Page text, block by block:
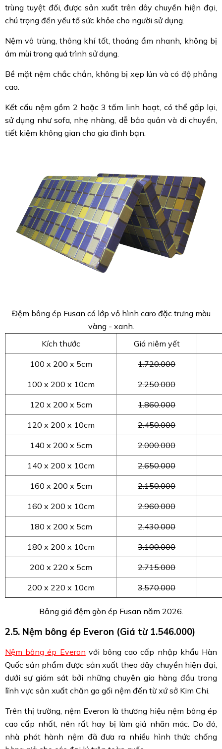
trùng tuyệt đối, được sản xuất trên dây chuyền hiện đại,
chú trọng đến yếu tố sức khỏe cho người sử dụng.
Nệm vô trùng, thông khí tốt, thoáng ẩm nhanh, không bị
ám mùi trong quá trình sử dụng.
Bề mặt nệm chắc chắn, không bị xẹp lún và có độ phẳng
cao.
Kết cấu nệm gồm 2 hoặc 3 tấm linh hoạt, có thể gấp lại,
sử dụng như sofa, nhẹ nhàng, dễ bảo quản và di chuyển,
tiết kiệm không gian cho gia đình bạn.
Đệm bông ép Fusan có lớp vỏ hình caro đặc trưng màu
vàng - xanh.
Kích thước
Giá niêm yết
100 x 200 x 5cm 1.720.000
100 x 200 x 10cm 2.250.000
120 x 200 x 5cm 1.860.000
120 x 200 x 10cm 2.450.000
140 x 200 x 5cm 2.000.000
140 x 200 x 10cm 2.650.000
160 x 200 x 5cm 2.150.000
160 x 200 x 10cm 2.960.000
180 x 200 x 5cm 2.430.000
180 x 200 x 10cm 3.100.000
200 x 220 x 5cm 2.715.000
200 x 220 x 10cm 3.570.000
Bảng giá đệm gòn ép Fusan năm 2026.
2.5. Nệm bông ép Everon (Giá từ 1.546.000)
Nệm bông ép Everon với bông cao cấp nhập khẩu Hàn
Quốc sản phẩm được sản xuất theo dây chuyền hiện đại,
dưới sự giám sát bởi những chuyên gia hàng đầu trong
lĩnh vực sản xuất chăn ga gối nệm đến từ xứ sở Kim Chi.
Trên thị trường, nệm Everon là thương hiệu nệm bông ép
cao cấp nhất, nên rất hay bị làm giả nhãn mác. Do đó,
nhà phát hành nệm đã đưa ra nhiều hình thức chống